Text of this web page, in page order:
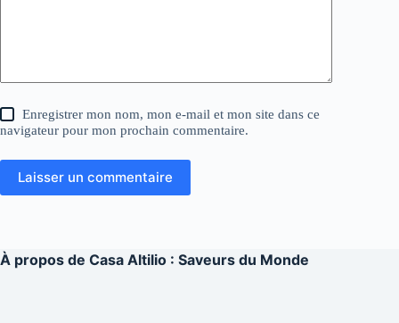
Enregistrer mon nom, mon e-mail et mon site dans ce
navigateur pour mon prochain commentaire.
Laisser un commentaire
À propos de Casa Altilio : Saveurs du Monde